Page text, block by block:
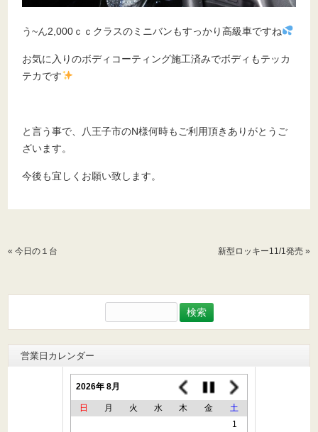
う~ん2,000ｃｃクラスのミニバンもすっかり高級車ですね
お気に入りのボディコーティング施工済みでボディもテッカ
テカです
と言う事で、八王子市のN様何時もご利用頂きありがとうご
ざいます。
今後も宜しくお願い致します。
«今日の１台 新型ロッキー11/1発売»
索:
営業日カレンダー
2026年 8月
日 月 火 水 木 金
土
1